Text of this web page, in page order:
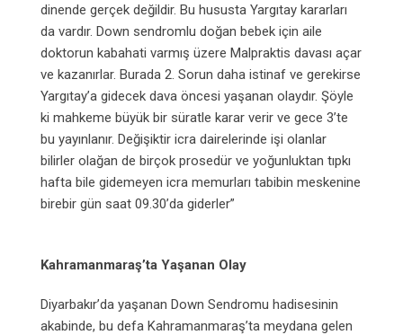
dinende gerçek değildir. Bu hususta Yargıtay kararları
da vardır. Down sendromlu doğan bebek için aile
doktorun kabahati varmış üzere Malpraktis davası açar
ve kazanırlar. Burada 2. Sorun daha istinaf ve gerekirse
Yargıtay’a gidecek dava öncesi yaşanan olaydır. Şöyle
ki mahkeme büyük bir süratle karar verir ve gece 3’te
bu yayınlanır. Değişiktir icra dairelerinde işi olanlar
bilirler olağan de birçok prosedür ve yoğunluktan tıpkı
hafta bile gidemeyen icra memurları tabibin meskenine
birebir gün saat 09.30’da giderler”
Kahramanmaraş’ta Yaşanan Olay
Diyarbakır’da yaşanan Down Sendromu hadisesinin
akabinde, bu defa Kahramanmaraş’ta meydana gelen